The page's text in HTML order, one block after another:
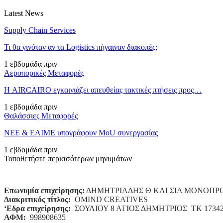
Latest News
Supply Chain Services
Τι θα γινόταν αν τα Logistics πήγαιναν διακοπές;
1 εβδομάδα πριν
Αεροπορικές Μεταφορές
Η AIRCAIRO εγκαινιάζει απευθείας τακτικές πτήσεις προς…
1 εβδομάδα πριν
Θαλάσσιες Μεταφορές
ΝΕΕ & ΕΛΙΜΕ υπογράφουν MoU συνεργασίας
1 εβδομάδα πριν
Τοποθετήστε περισσότερων μηνυμάτων
Επωνυμία επιχείρησης: ΔΗΜΗΤΡΙΑΔΗΣ Θ ΚΑΙ ΣΙΑ
Διακριτικός τίτλος: ΟΜΙΝD CREATIVES
‘Eδρα επιχείρησης: ΣΟΥΛΙΟΥ 8 ΑΓΙΟΣ ΔΗΜΗΤΡΙΟΣ ΤΚ 17342
ΑΦΜ: 998908635